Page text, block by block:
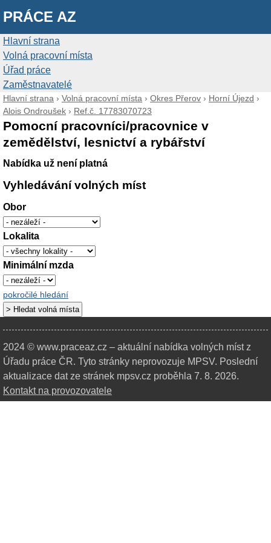
PRÁCE AZ
Hlavní strana
Volná pracovní místa
Úřad práce
Zaměstnavatelé
Hlavní strana › Volná pracovní místa › Okres Přerov › Horní Újezd ›
Alois Ondroušek › Ref.č. 17783070723
Pomocní pracovníci/pracovnice v
zemědělství, lesnictví a rybářství
Nabídka už není platná
Vyhledávání volných míst
Obor
Lokalita
Minimální mzda
pokročilé hledání
2024 © www.praceaz.cz – aktuální nabídka volných míst z
Úřadu práce ČR. Tyto stránky neprovozuje MPSV. Poslední
aktualizace dat ze stránek mpsv.cz proběhla 7. 8. 2026.
Kontakt na provozovatele